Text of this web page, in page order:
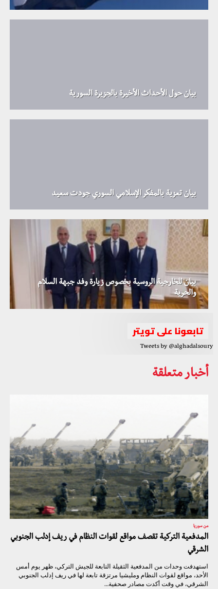
بيان حول الأحداث الأخيرة بالجزيرة السورية
بيان تعزية بالمفكر الإسلامي السوري جودت سعيد
بيان للخارجية الروسية بخصوص زيارة وفد جبهة السلام
والحرية
تابعونا على تويتر
Tweets by @alghadalsoury
أخبار متعلقة
من سوريا
المدفعية التركية تقصف مواقع لقوات النظام في ريف إدلب الجنوبي
الشرقي
استهدفت وحدات من المدفعية الثقيلة التابعة للجيش التركي، ظهر يوم أمس
الأحد، مواقع لقوات النظام ومليشيا مرتزقة تابعة لها في ريف إدلب الجنوبي
الشرقي، في وقت أكدت مصادر صحفية...